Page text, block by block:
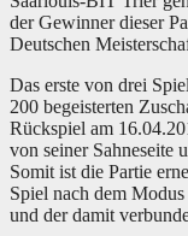
der Gewinner dieser
Deutschen
Das erste von drei
200 begeisterten
Rückspiel am
von seiner
Somit ist die Partie
Spiel nach dem
und der damit